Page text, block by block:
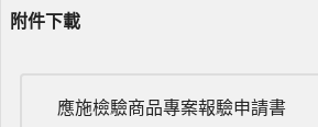
附件下載
應施檢驗商品專案報驗申請書